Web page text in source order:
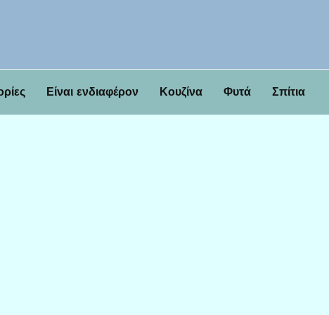
Είναι ενδιαφέρον Κουζίνα Φυτά Σπίτια